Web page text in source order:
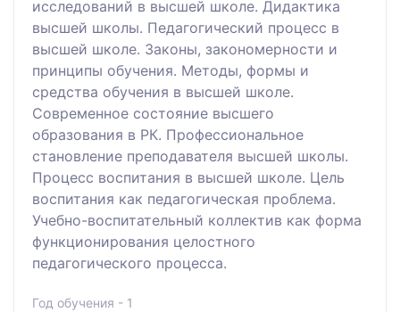
исследований в высшей школе. Дидактика
высшей школы. Педагогический процесс в
высшей школе. Законы, закономерности и
принципы обучения. Методы, формы и
средства обучения в высшей школе.
Современное состояние высшего
образования в РК. Профессиональное
становление преподавателя высшей школы.
Процесс воспитания в высшей школе. Цель
воспитания как педагогическая проблема.
Учебно-воспитательный коллектив как форма
функционирования целостного
педагогического процесса.
Год обучения - 1